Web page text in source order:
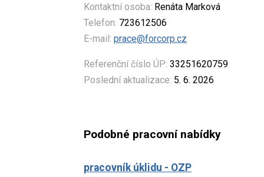
Kontaktní osoba: Renáta Marková
Telefon: 723612506
E-mail: prace@forcorp.cz
Referenční číslo ÚP: 33251620759
Poslední aktualizace: 5. 6. 2026
Podobné pracovní nabídky
pracovník úklidu - OZP